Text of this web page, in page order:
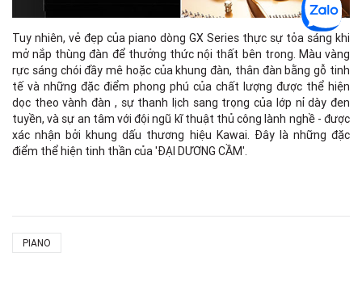
Tuy nhiên, vẻ đẹp của piano dòng GX Series thực sự tỏa sáng khi
mở nắp thùng đàn để thưởng thức nội thất bên trong. Màu vàng
rực sáng chói đầy mê hoặc của khung đàn, thân đàn bằng gỗ tinh
tế và những đặc điểm phong phú của chất lượng được thể hiện
dọc theo vành đàn , sự thanh lịch sang trọng của lớp nỉ dày đen
tuyền, và sự an tâm với đội ngũ kĩ thuật thủ công lành nghề - được
xác nhận bởi khung dấu thương hiệu Kawai. Đây là những đặc
điểm thể hiện tinh thần của 'ĐẠI DƯƠNG CẦM'.
PIANO